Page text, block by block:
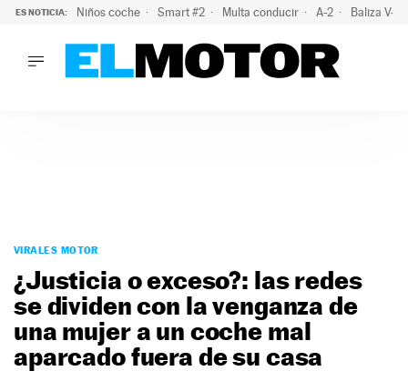
ES NOTICIA: Niños coche Smart #2 Multa conducir A-2 Baliza V-
PODCAST
MOTOS
TECNOLOGÍA
PREMIOS
VIRALES MOTOR
¿Justicia o exceso?: las redes
se dividen con la venganza de
una mujer a un coche mal
aparcado fuera de su casa